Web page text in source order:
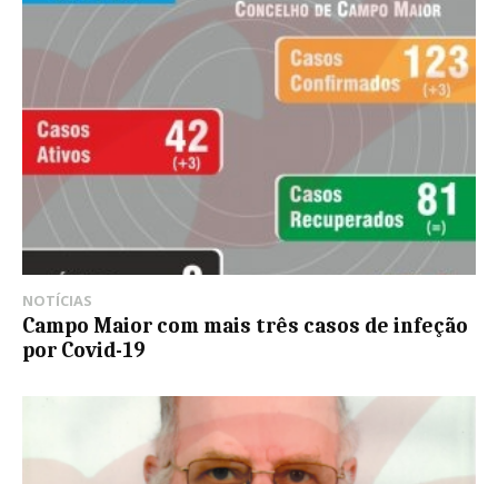
NOTÍCIAS
Campo Maior com mais três casos de infeção
por Covid-19